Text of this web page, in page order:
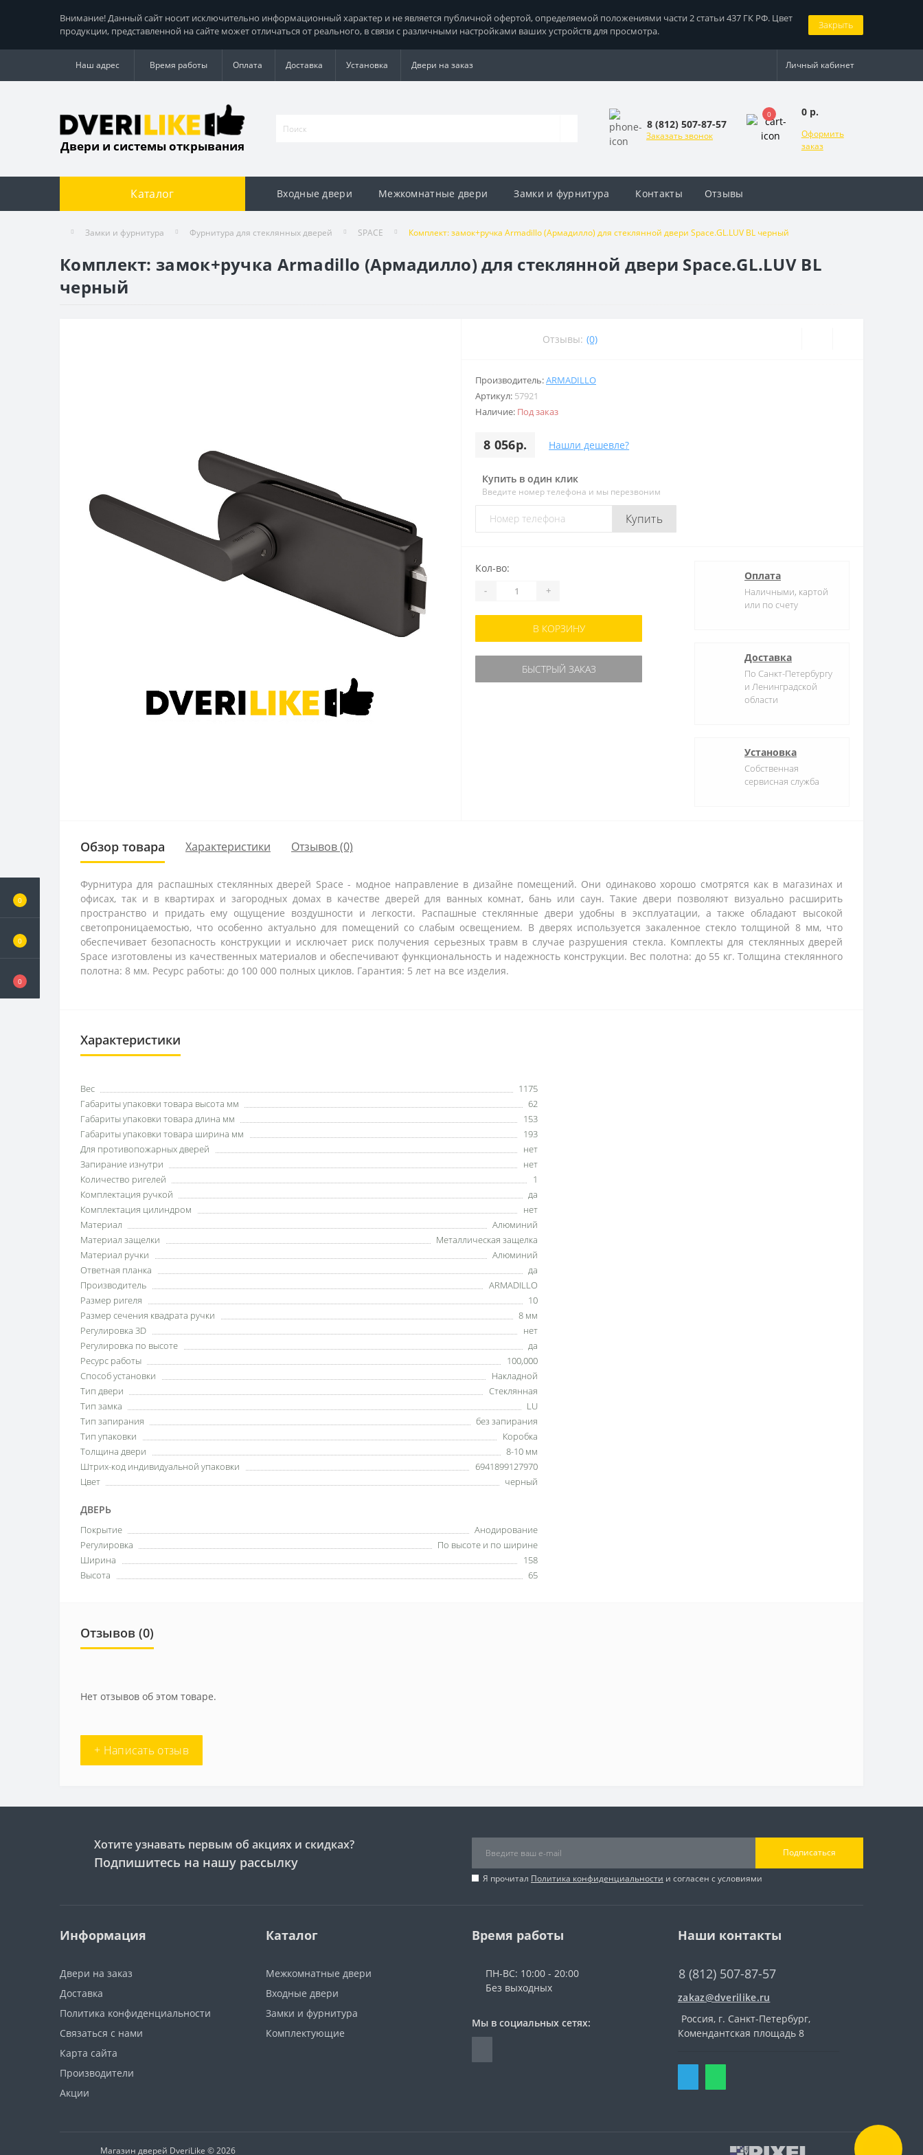
0
0
0
Внимание! Данный сайт носит исключительно информационный характер и не является публичной офертой, определяемой положениями части 2 статьи 437 ГК РФ. Цвет
продукции, представленной на сайте может отличаться от реального, в связи с различными настройками ваших устройств для просмотра.
Закрыть
Наш адрес Время работы Оплата Доставка Установка Двери на заказ Личный кабинет
Двери и системы открывания
8 (812) 507-87-57
Заказать звонок
0 0 р.
Оформить
заказ
Каталог Входные двери Межкомнатные двери Замки и фурнитура Контакты Отзывы
Замки и фурнитура Фурнитура для стеклянных дверей SPACE Комплект: замок+ручка Armadillo (Армадилло) для стеклянной двери Space.GL.LUV BL черный
Комплект: замок+ручка Armadillo (Армадилло) для стеклянной двери Space.GL.LUV BL
черный
Отзывы: (0)
Производитель:ARMADILLO
Артикул: 57921
Наличие: Под заказ
8 056р. Нашли дешевле?
Купить в один клик
Введите номер телефона и мы перезвоним
Купить
Кол-во:
- +
В КОРЗИНУ
БЫСТРЫЙ ЗАКАЗ
Оплата
Наличными, картой
или по счету
Доставка
По Санкт-Петербургу
и Ленинградской
области
Установка
Собственная
сервисная служба
Обзор товара Характеристики Отзывов (0)
Фурнитура для распашных стеклянных дверей Space - модное направление в дизайне помещений. Они одинаково хорошо смотрятся как в магазинах и
офисах, так и в квартирах и загородных домах в качестве дверей для ванных комнат, бань или саун. Такие двери позволяют визуально расширить
пространство и придать ему ощущение воздушности и легкости. Распашные стеклянные двери удобны в эксплуатации, а также обладают высокой
светопроницаемостью, что особенно актуально для помещений со слабым освещением. В дверях используется закаленное стекло толщиной 8 мм, что
обеспечивает безопасность конструкции и исключает риск получения серьезных травм в случае разрушения стекла. Комплекты для стеклянных дверей
Space изготовлены из качественных материалов и обеспечивают функциональность и надежность конструкции. Вес полотна: до 55 кг. Толщина стеклянного
полотна: 8 мм. Ресурс работы: до 100 000 полных циклов. Гарантия: 5 лет на все изделия.
Характеристики
Вес
1175
Габариты упаковки товара высота мм
62
Габариты упаковки товара длина мм
153
Габариты упаковки товара ширина мм
193
Для противопожарных дверей
нет
Запирание изнутри
нет
Количество ригелей
1
Комплектация ручкой
да
Комплектация цилиндром
нет
Материал
Алюминий
Материал защелки
Металлическая защелка
Материал ручки
Алюминий
Ответная планка
да
Производитель
ARMADILLO
Размер ригеля
10
Размер сечения квадрата ручки
8 мм
Регулировка 3D
нет
Регулировка по высоте
да
Ресурс работы
100,000
Способ установки
Накладной
Тип двери
Стеклянная
Тип замка
LU
Тип запирания
без запирания
Тип упаковки
Коробка
Толщина двери
8-10 мм
Штрих-код индивидуальной упаковки
6941899127970
Цвет
черный
ДВЕРЬ
Покрытие
Анодирование
Регулировка
По высоте и по ширине
Ширина
158
Высота
65
Отзывов (0)
Нет отзывов об этом товаре.
+ Написать отзыв
Хотите узнавать первым об акциях и скидках?
Подпишитесь на нашу рассылку
Подписаться
Я прочитал Политика конфиденциальности и согласен с условиями
Информация
Двери на заказ
Доставка
Политика конфиденциальности
Связаться с нами
Карта сайта
Производители
Акции
Каталог
Межкомнатные двери
Входные двери
Замки и фурнитура
Комплектующие
Время работы
ПН-ВС: 10:00 - 20:00
Без выходных
Мы в социальных сетях:
Наши контакты
8 (812) 507-87-57
zakaz@dverilike.ru
Россия, г. Санкт-Петербург,
Комендантская площадь 8
Магазин дверей DveriLike © 2026